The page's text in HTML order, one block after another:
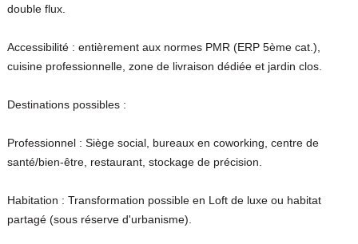
double flux.
Accessibilité : entièrement aux normes PMR (ERP 5ème cat.),
cuisine professionnelle, zone de livraison dédiée et jardin clos.
Destinations possibles :
Professionnel : Siège social, bureaux en coworking, centre de
santé/bien-être, restaurant, stockage de précision.
Habitation : Transformation possible en Loft de luxe ou habitat
partagé (sous réserve d'urbanisme).